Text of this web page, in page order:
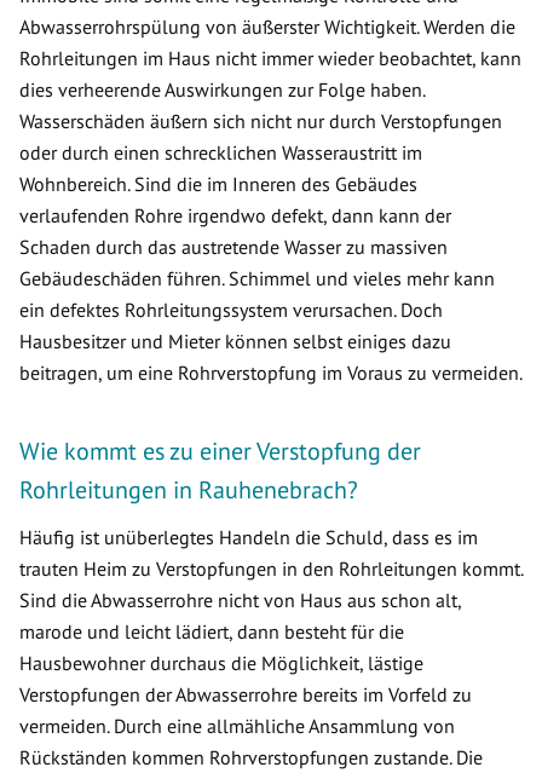
Abwasserrohrspülung von äußerster Wichtigkeit. Werden die
Rohrleitungen im Haus nicht immer wieder beobachtet, kann
dies verheerende Auswirkungen zur Folge haben.
Wasserschäden äußern sich nicht nur durch Verstopfungen
oder durch einen schrecklichen Wasseraustritt im
Wohnbereich. Sind die im Inneren des Gebäudes
verlaufenden Rohre irgendwo defekt, dann kann der
Schaden durch das austretende Wasser zu massiven
Gebäudeschäden führen. Schimmel und vieles mehr kann
ein defektes Rohrleitungssystem verursachen. Doch
Hausbesitzer und Mieter können selbst einiges dazu
beitragen, um eine Rohrverstopfung im Voraus zu vermeiden.
Wie kommt es zu einer Verstopfung der
Rohrleitungen in Rauhenebrach?
Häufig ist unüberlegtes Handeln die Schuld, dass es im
trauten Heim zu Verstopfungen in den Rohrleitungen kommt.
Sind die Abwasserrohre nicht von Haus aus schon alt,
marode und leicht lädiert, dann besteht für die
Hausbewohner durchaus die Möglichkeit, lästige
Verstopfungen der Abwasserrohre bereits im Vorfeld zu
vermeiden. Durch eine allmähliche Ansammlung von
Rückständen kommen Rohrverstopfungen zustande. Die